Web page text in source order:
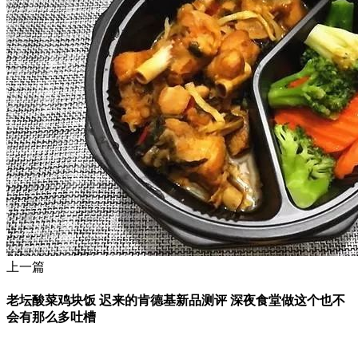
上一篇
老坛酸菜鸡块饭 迟来的肯德基新品测评 深夜食堂做这个也不
会有那么多吐槽